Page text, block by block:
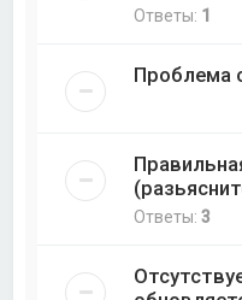
Ответы: 1
Проблема
Ответы:3